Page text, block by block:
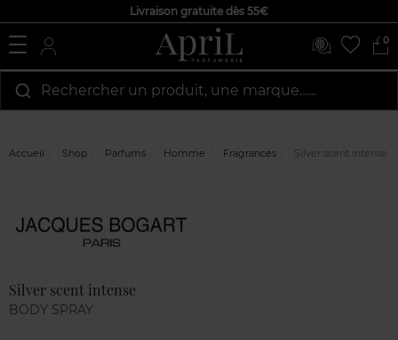
Livraison gratuite dès 55€
0
Rechercher un produit, une marque…...
Accueil Shop Parfums Homme Fragrances Silver scent intense
Silver scent intense
BODY SPRAY